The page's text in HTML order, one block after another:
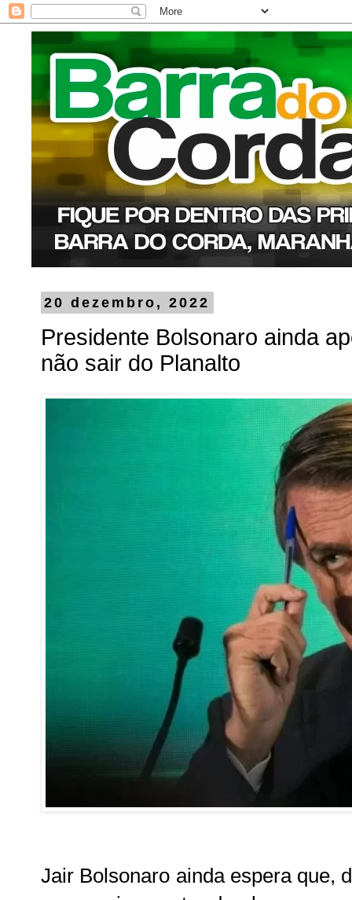
20 dezembro, 2022
Presidente Bolsonaro ainda
não sair do Planalto
Jair Bolsonaro ainda espera que,